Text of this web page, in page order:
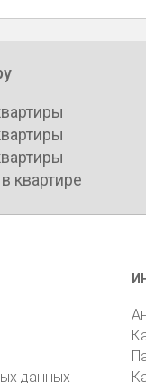
квартире
данных